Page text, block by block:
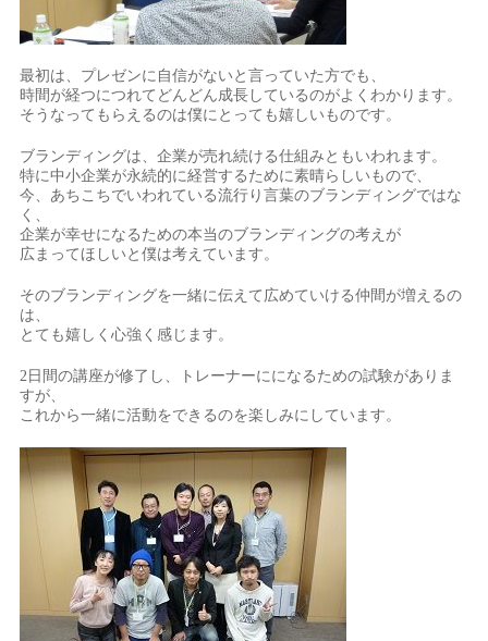
最初は、プレゼンに自信がないと言っていた方でも、
時間が経つにつれてどんどん成長しているのがよくわかります。
そうなってもらえるのは僕にとっても嬉しいものです。
ブランディングは、企業が売れ続ける仕組みともいわれます。
特に中小企業が永続的に経営するために素晴らしいもので、
今、あちこちでいわれている流行り言葉のブランディングではな
く、
企業が幸せになるための本当のブランディングの考えが
広まってほしいと僕は考えています。
そのブランディングを一緒に伝えて広めていける仲間が増えるの
は、
とても嬉しく心強く感じます。
2日間の講座が修了し、トレーナーにになるための試験がありま
すが、
これから一緒に活動をできるのを楽しみにしています。